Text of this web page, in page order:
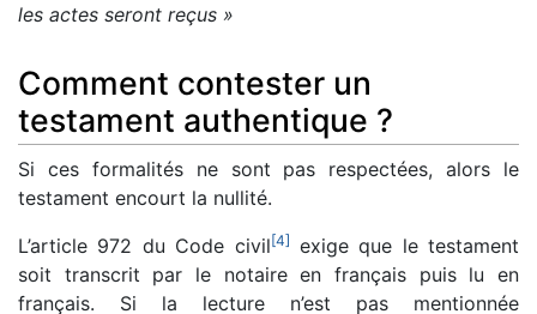
les actes seront reçus »
Comment contester un
testament authentique ?
Si ces formalités ne sont pas respectées, alors le
testament encourt la nullité.
L’article 972 du Code civil[4] exige que le testament
soit transcrit par le notaire en français puis lu en
français. Si la lecture n’est pas mentionnée